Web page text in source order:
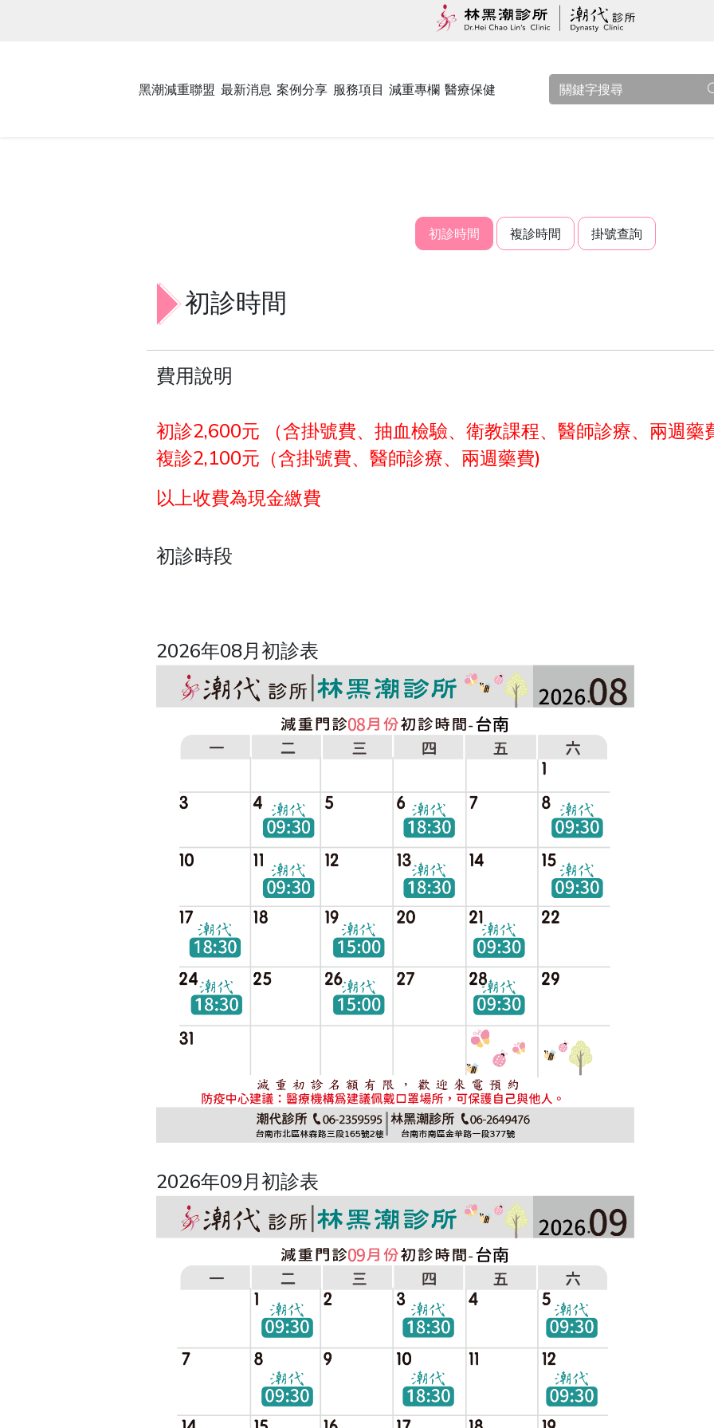
黑潮減重聯盟 最新消息 案例分享 服務項目 減重專欄 醫療保健
初診時間 複診時間 掛號查詢
初診時間
費用說明
初診2,600元 （含掛號費、抽血檢驗、衛教課程、醫師診療、兩週藥
複診2,100元（含掛號費、醫師診療、兩週藥費)
以上收費為現金繳費
初診時段
2026年08月初診表
2026年09月初診表